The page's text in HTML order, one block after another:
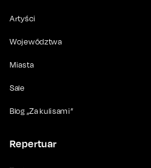
Artyści
Województwa
Miasta
Sale
Blog „Za kulisami”
Repertuar